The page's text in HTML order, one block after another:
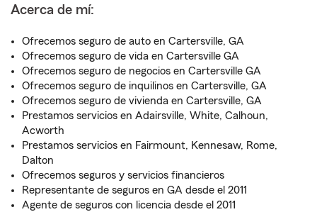
Acerca de mí:
Ofrecemos seguro de auto en Cartersville, GA
Ofrecemos seguro de vida en Cartersville GA
Ofrecemos seguro de negocios en Cartersville GA
Ofrecemos seguro de inquilinos en Cartersville, GA
Ofrecemos seguro de vivienda en Cartersville, GA
Prestamos servicios en Adairsville, White, Calhoun,
Acworth
Prestamos servicios en Fairmount, Kennesaw, Rome,
Dalton
Ofrecemos seguros y servicios financieros
Representante de seguros en GA desde el 2011
Agente de seguros con licencia desde el 2011